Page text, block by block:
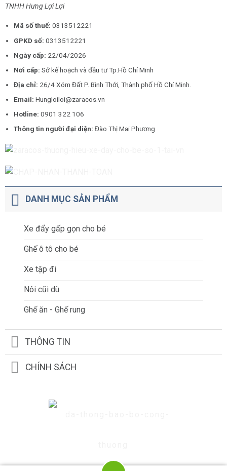
TNHH Hưng Lợi Lợi
Mã số thuế: 0313512221
GPKD số:0313512221
Ngày cấp: 22/04/2026
Nơi cấp:Sở kế hoạch và đầu tư Tp.Hồ Chí Minh
Địa chỉ: 26/4 Xóm Đất P. Bình Thới, Thành phố Hồ Chí Minh.
Email:Hungloiloi@zaracos.vn
Hotline:0901 322 106
Thông tin người đại diện:Đào Thị Mai Phương
DANH MỤC SẢN PHẨM
Xe đẩy gấp gọn cho bé
Ghế ô tô cho bé
Xe tập đi
Nôi cũi dù
Ghế ăn - Ghế rung
THÔNG TIN
CHÍNH SÁCH